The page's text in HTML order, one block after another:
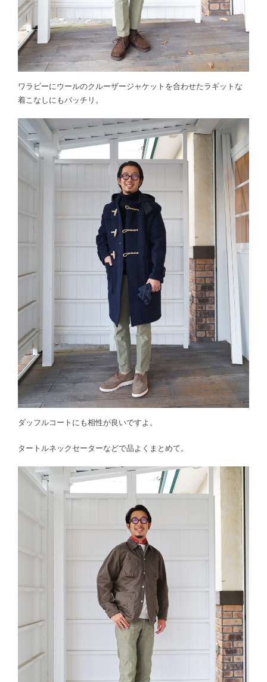
ワラビーにウールのクルーザージャケットを合わせたラギットな
着こなしにもバッチリ。
ダッフルコートにも相性が良いですよ。
タートルネックセーターなどで品よくまとめて。